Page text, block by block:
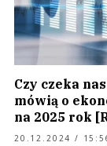
Czy czeka
mówią o
na 2025 rok
20.12.2024 /